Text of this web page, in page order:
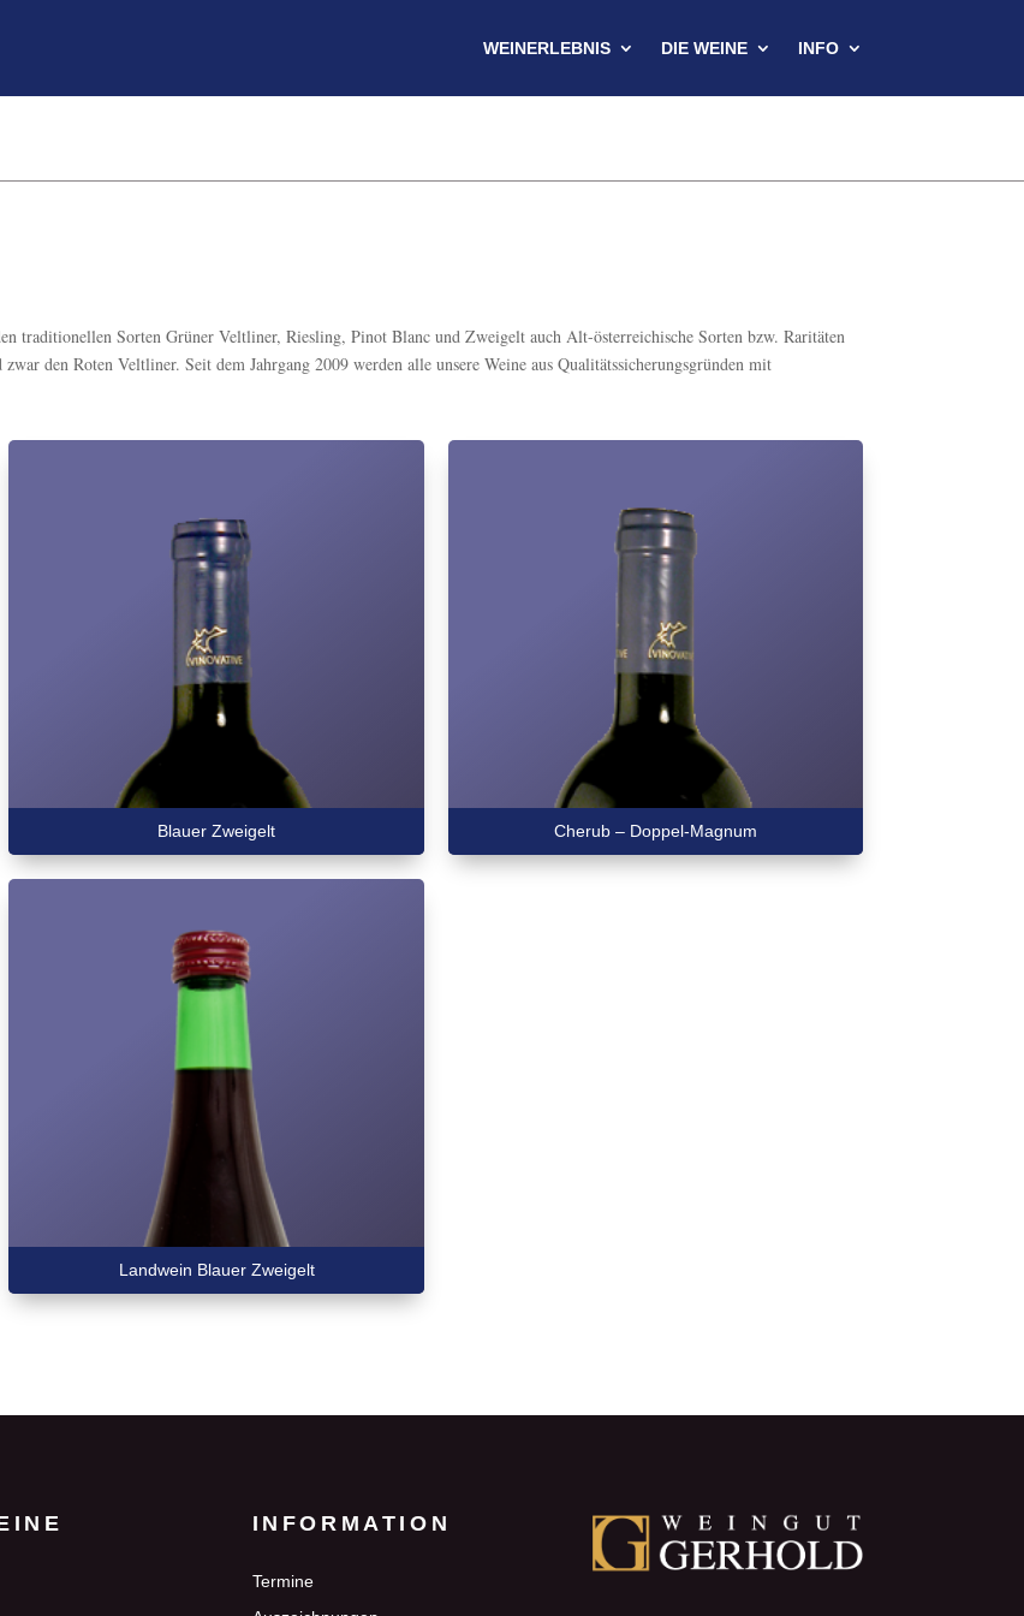
WEINERLEBNIS DIE WEINE INFO
traditionellen Sorten Grüner Veltliner, Riesling, Pinot Blanc und Zweigelt auch Alt-österreichische Sorten bzw. Raritäten
den Roten Veltliner. Seit dem Jahrgang 2009 werden alle unsere Weine aus Qualitätssicherungsgründen mit
Blauer Zweigelt Cherub – Doppel-Magnum
Landwein Blauer Zweigelt
INFORMATION
Termine